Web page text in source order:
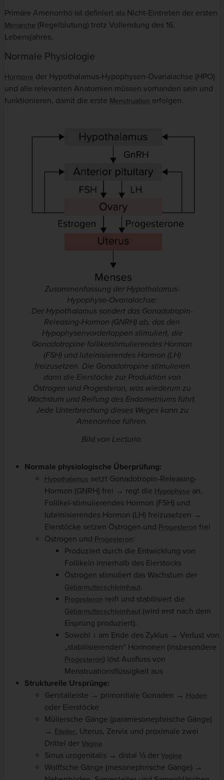
Primäre Amenorrhö ist definiert als Nicht-Eintreten der ersten
Menarche (Regelblutung) trotz Vollendung des 16.
Lebensjahres.
Normale Physiologie
Hormone der Hypothalamus-Hypophysen-Ovarialachse (HPO)
und alle relevanten Anatomien müssen vorhanden sein und
funktionieren, damit die erste Menstruation erfolgen.
Zusammenfassung der Hypothalamus-
Hypophyse-Ovarialachse:
Der Hypothalamus sondert das Gonadotropin-
Releasing-Hormon (GNRH) ab, das den
Hypophysenvorderlappen stimuliert, die
Gonadotropine follikelstimulierendes Hormon
(FSH) und luteinisierendes Hormon (LH)
freizusetzen. Die Gonadotropine stimulieren
dann die Eierstöcke zur Produktion von
Östrogen und Progesteron, was wiederum zu
Wachstum und Reifung des Endometriums führt.
Jede Unterbrechung dieses Weges kann zu
Amenorrhoe führen.
Bild von Lecturio.
Normale physiologische Überprüfung:
Hypothalamus setzt Gonadotropin-Releasing-
Hormon (GNRH) frei → regt die Hypophyse an,
Follikel-stimulierendes Hormon (FSH) und
luteinisierendes Hormon (LH) freizusetzen →
Eierstöcke setzen Östrogen und Progesteron frei
Östrogen und Progesteron:
Produziert durch die Entwicklung von
Follikeln innerhalb des Eierstocks
Östrogen stimuliert das Wachstum der
Gebärmutterschleimhaut.
Progesteron reift und stabilisiert die
Gebärmutterschleimhaut (wird erst nach dem
Eisprung produziert).
Sowohl ↓ am Ende des Zyklus → Verlust von
„stabilisierenden“ Hormonen (insbesondere
Progesteron) löst Ausfluss von
Menstruationsflüssigkeit aus
Strukturelle Ursprünge:
Genitalleiste → primordiale Gonaden → Hoden
oder Eierstöcke
Müllersche Gänge (paramesonephrische Gänge)
→ Eileiter, Uterus, Zervix und proximale zwei
Drittel der Vagina
Sinus urogenitalis → distal ⅓ der Vagina
Wolffsche Gänge (mesonephrische Gänge) →